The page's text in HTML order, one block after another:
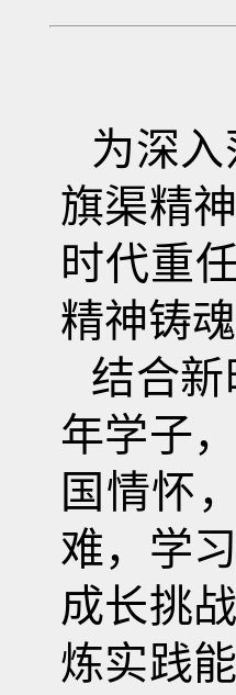
为深
旗渠精
时代重
精神铸
结合
年学子
国情怀
难，学
成长挑
炼实践